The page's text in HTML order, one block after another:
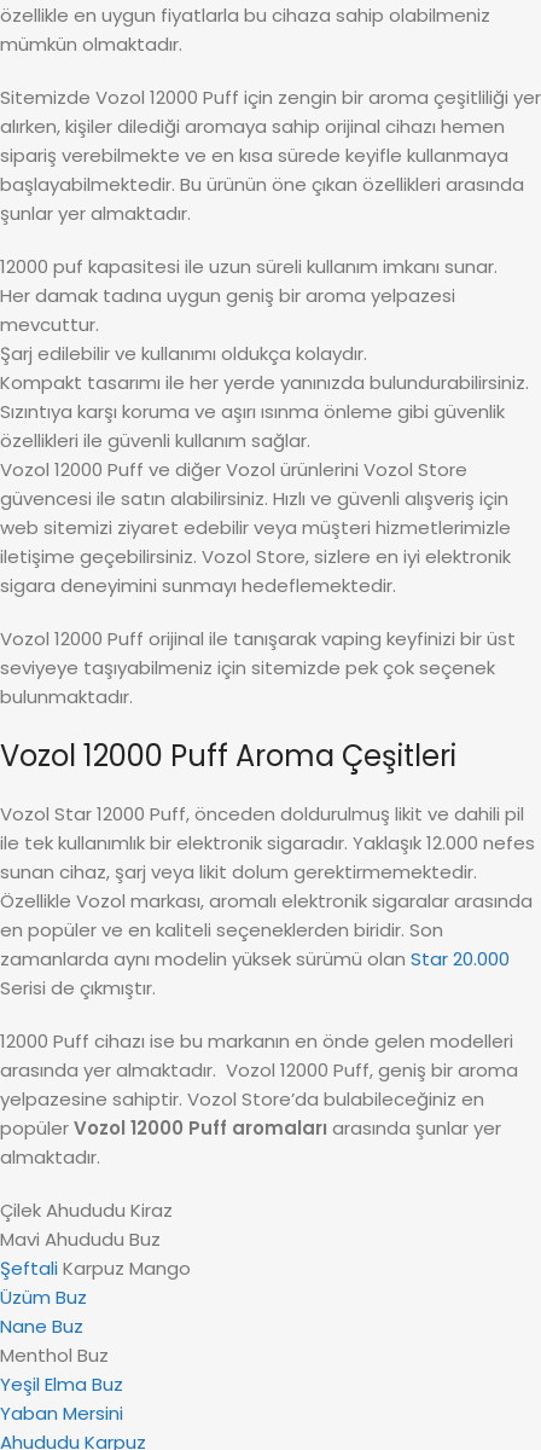
özellikle en uygun fiyatlarla bu cihaza sahip olabilmeniz
mümkün olmaktadır.
Sitemizde Vozol 12000 Puff için zengin bir aroma çeşitliliği yer
alırken, kişiler dilediği aromaya sahip orijinal cihazı hemen
sipariş verebilmekte ve en kısa sürede keyifle kullanmaya
başlayabilmektedir. Bu ürünün öne çıkan özellikleri arasında
şunlar yer almaktadır.
12000 puf kapasitesi ile uzun süreli kullanım imkanı sunar.
Her damak tadına uygun geniş bir aroma yelpazesi
mevcuttur.
Şarj edilebilir ve kullanımı oldukça kolaydır.
Kompakt tasarımı ile her yerde yanınızda bulundurabilirsiniz.
Sızıntıya karşı koruma ve aşırı ısınma önleme gibi güvenlik
özellikleri ile güvenli kullanım sağlar.
Vozol 12000 Puff ve diğer Vozol ürünlerini Vozol Store
güvencesi ile satın alabilirsiniz. Hızlı ve güvenli alışveriş için
web sitemizi ziyaret edebilir veya müşteri hizmetlerimizle
iletişime geçebilirsiniz. Vozol Store, sizlere en iyi elektronik
sigara deneyimini sunmayı hedeflemektedir.
Vozol 12000 Puff orijinal ile tanışarak vaping keyfinizi bir üst
seviyeye taşıyabilmeniz için sitemizde pek çok seçenek
bulunmaktadır.
Vozol 12000 Puff Aroma Çeşitleri
Vozol Star 12000 Puff, önceden doldurulmuş likit ve dahili pil
ile tek kullanımlık bir elektronik sigaradır. Yaklaşık 12.000 nefes
sunan cihaz, şarj veya likit dolum gerektirmemektedir.
Özellikle Vozol markası, aromalı elektronik sigaralar arasında
en popüler ve en kaliteli seçeneklerden biridir. Son
zamanlarda aynı modelin yüksek sürümü olan Star 20.000
Serisi de çıkmıştır.
12000 Puff cihazı ise bu markanın en önde gelen modelleri
arasında yer almaktadır. Vozol 12000 Puff, geniş bir aroma
yelpazesine sahiptir. Vozol Store’da bulabileceğiniz en
popülerVozol 12000 Puff aromaları arasında şunlar yer
almaktadır.
Çilek Ahududu Kiraz
Mavi Ahududu Buz
ŞeftaliKarpuz Mango
Üzüm Buz
Nane Buz
Menthol Buz
Yeşil Elma Buz
Yaban Mersini
Ahududu Karpuz